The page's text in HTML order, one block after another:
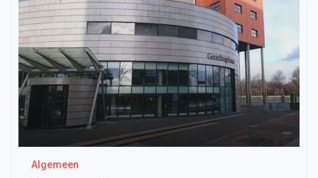
Algemeen